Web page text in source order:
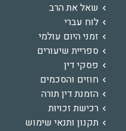
שאל את הרב
לוח עברי
זמני היום עולמי
ספריית שיעורים
פסקי דין
חוזים והסכמים
הזמנת דין תורה
רכישת זכויות
תקנון ותנאי שימוש